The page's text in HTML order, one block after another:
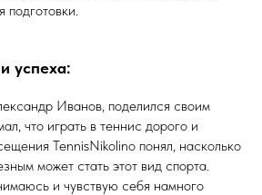
успеха:
Иванов, поделился своим
что играть в теннис дорого и
TennisNikolino понял, насколько
может стать этот вид спорта.
и чувствую себя намного